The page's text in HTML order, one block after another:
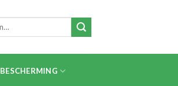
BESCHERMING